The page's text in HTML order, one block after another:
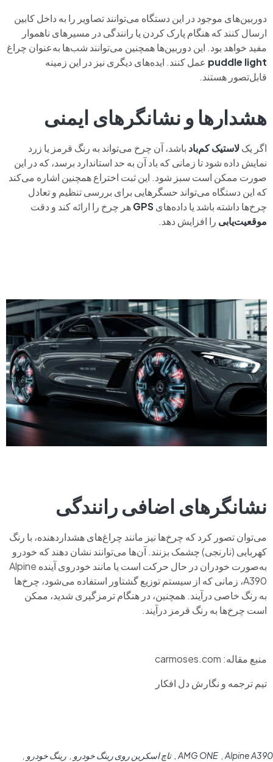
دوربین‌های موجود در این دستگاه می‌توانند تصاویر را به داخل کابین
ارسال کنند که هنگام پارک کردن یا رانندگی در مسیرهای ناهموار
مفید خواهد بود. این دوربین‌ها همچنین می‌توانند شب‌ها به‌عنوان چراغ
puddle light عمل کنند. ایده‌های دیگری نیز در این زمینه
قابل‌تصور هستند.
هشدارها و نشانگرهای ایمنی
اگر یکلاستیک کم‌باد باشد، آن چرخ می‌تواند به رنگ قرمز یا زرد
نمایش داده شود تا زمانی که باد آن به حد استاندارد برسد، که در این
صورت ممکن است سبز شود. این ثبت اختراع همچنین اشاره می‌کند
که این دستگاه می‌تواند حسگرهایی برای بررسی تنظیم و تعادل
چرخ‌ها داشته باشد یا داده‌هایGPSهر چرخ را ارائه کند و دقت
موقعیت‌یابی را افزایش دهد.
نشانگرهای اضافی رانندگی
می‌توان تصور کرد که چرخ‌ها نیز مانند چراغ‌های هشداردهنده، با رنگ
کهربایی (نارنجی) چشمک بزنند. آن‌ها می‌توانند نشان دهند که خودرو
به‌صورت خودران در حال حرکت است یا مانند خودروی آینده Alpine
A390، زمانی که از سیستم توزیع گشتاور استفاده می‌شود، چرخ‌ها
به رنگ خاصی درآیند. همچنین، در هنگام ترمزگیری شدید، ممکن
است چرخ‌ها به رنگ قرمز درآیند.
منبع مقاله: carmoses.com
تیم ترجمه و نگارش دل افکار
Alpine A390
AMG ONE تاچ اسکرین روی رینگ خودرو
رینگ خودرو